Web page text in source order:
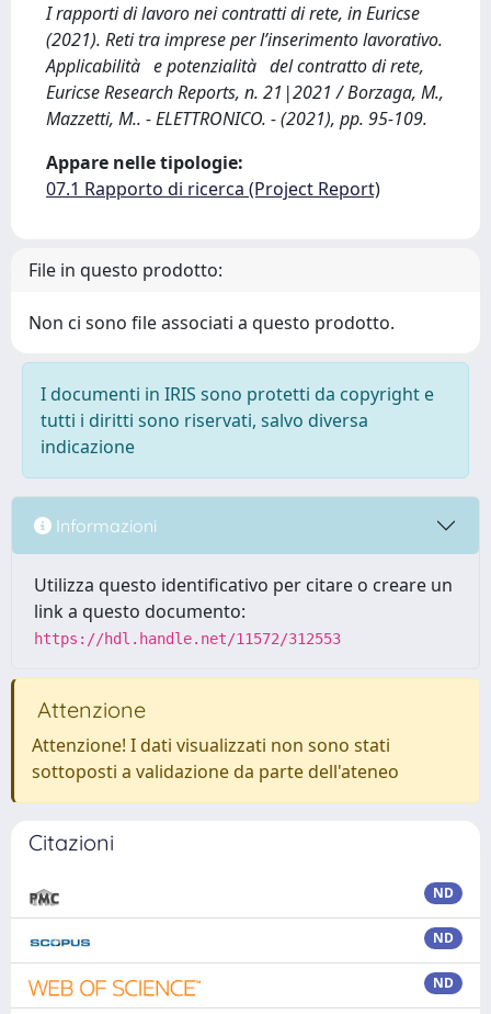
I rapporti di lavoro nei contratti di rete, in Euricse
(2021). Reti tra imprese per l’inserimento lavorativo.
Applicabilità e potenzialità del contratto di rete,
Euricse Research Reports, n. 21|2021 / Borzaga, M.,
Mazzetti, M.. - ELETTRONICO. - (2021), pp. 95-109.
Appare nelle tipologie:
07.1 Rapporto di ricerca (Project Report)
File in questo prodotto:
Non ci sono file associati a questo prodotto.
I documenti in IRIS sono protetti da copyright e
tutti i diritti sono riservati, salvo diversa
indicazione
Informazioni
Utilizza questo identificativo per citare o creare un
link a questo documento:
https://hdl.handle.net/11572/312553
Attenzione
Attenzione! I dati visualizzati non sono stati
sottoposti a validazione da parte dell'ateneo
Citazioni
ND
ND
ND